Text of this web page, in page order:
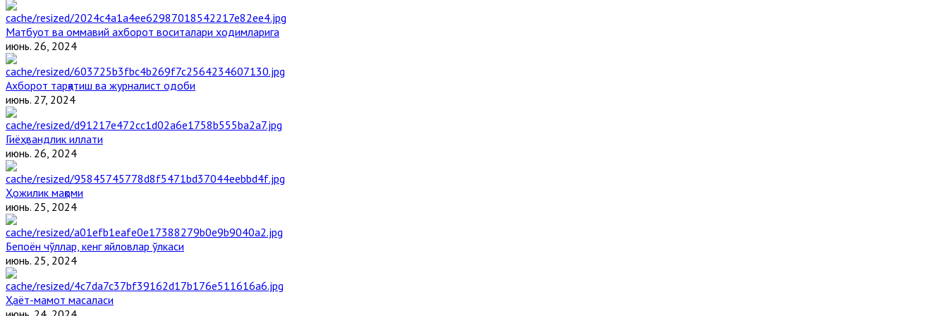
Матбуот ва оммавий ахборот воситалари ходимларига
июнь. 26, 2024
Ахборот тарқатиш ва журналист одоби
июнь. 27, 2024
Гиёҳвандлик иллати
июнь. 26, 2024
Ҳожилик мақоми
июнь. 25, 2024
Бепоён чўллар, кенг яйловлар ўлкаси
июнь. 25, 2024
Ҳаёт-мамот масаласи